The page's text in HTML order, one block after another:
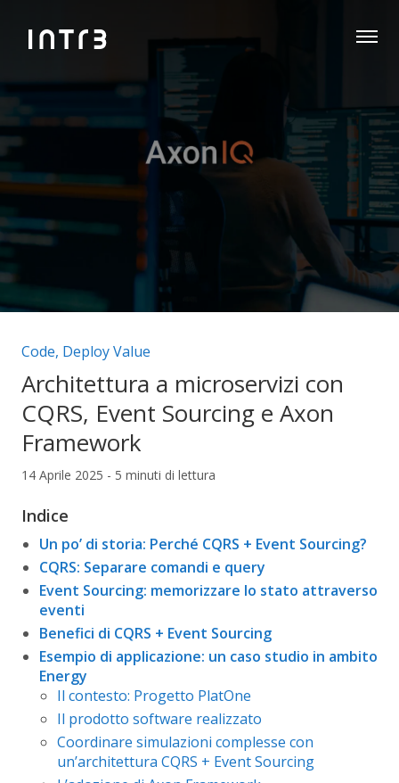
Categorie articolo:
Code, Deploy Value
Architettura a microservizi con
CQRS, Event Sourcing e Axon
Framework
14 Aprile 2025 - 5 minuti di lettura
Indice
Un po’ di storia: Perché CQRS + Event Sourcing?
CQRS: Separare comandi e query
Event Sourcing: memorizzare lo stato attraverso
eventi
Benefici di CQRS + Event Sourcing
Esempio di applicazione: un caso studio in ambito
Energy
Il contesto: Progetto PlatOne
Il prodotto software realizzato
Coordinare simulazioni complesse con
un’architettura CQRS + Event Sourcing